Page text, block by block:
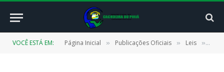
VOCÊ ESTÁ EM: Página Inicial » Publicações Oficiais » Leis »